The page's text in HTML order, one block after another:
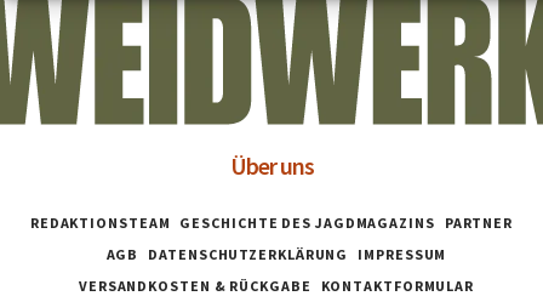
Über uns
REDAKTIONSTEAM GESCHICHTE DES JAGDMAGAZINS
PARTNER
AGB
DATENSCHUTZERKLÄRUNG
IMPRESSUM
VERSANDKOSTEN & RÜCKGABE
KONTAKTFORMULAR